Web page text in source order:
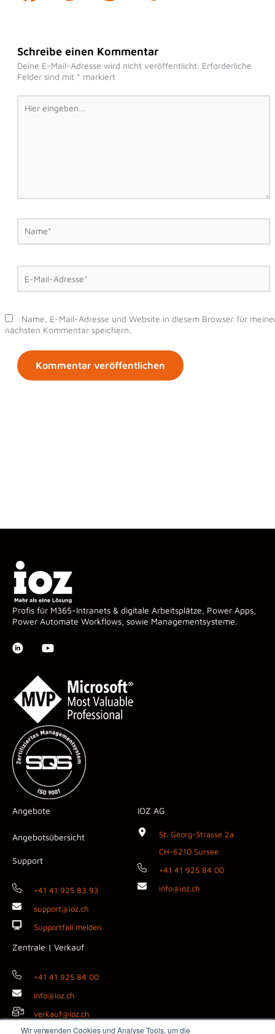
Wir verwenden Cookies und Analyse Tools, um die
Schreibe einen Kommentar
Deine E-Mail-Adresse wird nicht veröffentlicht. Erforderliche
Felder sind mit * markiert
Hier
eingeben…
Name*
Mail-
Adresse*
Name, E-Mail-Adresse und Website in diesem Browser für
nächsten Kommentar speichern.
Profis für M365-Intranets & digitale Arbeitsplätze, Power Apps,
Power Automate Workflows, sowie Managementsysteme.
Angebote
Angebotsübersicht
Support
+41 41 925 83 93
support@ioz.ch
Supportfall melden
Zentrale | Verkauf
+41 41 925 84 00
info@ioz.ch
verkauf@ioz.ch
IOZ AG
St. Georg-Strasse 2a
CH-6210 Sursee
+41 41 925 84 00
info@ioz.ch